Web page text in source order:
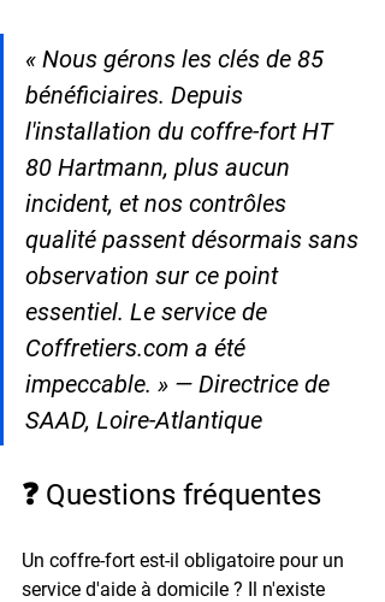
« Nous gérons les clés de 85
bénéficiaires. Depuis
l'installation du coffre-fort HT
80 Hartmann, plus aucun
incident, et nos contrôles
qualité passent désormais sans
observation sur ce point
essentiel. Le service de
Coffretiers.com a été
impeccable. » — Directrice de
SAAD, Loire-Atlantique
❓ Questions fréquentes
Un coffre-fort est-il obligatoire pour un
service d'aide à domicile ? Il n'existe